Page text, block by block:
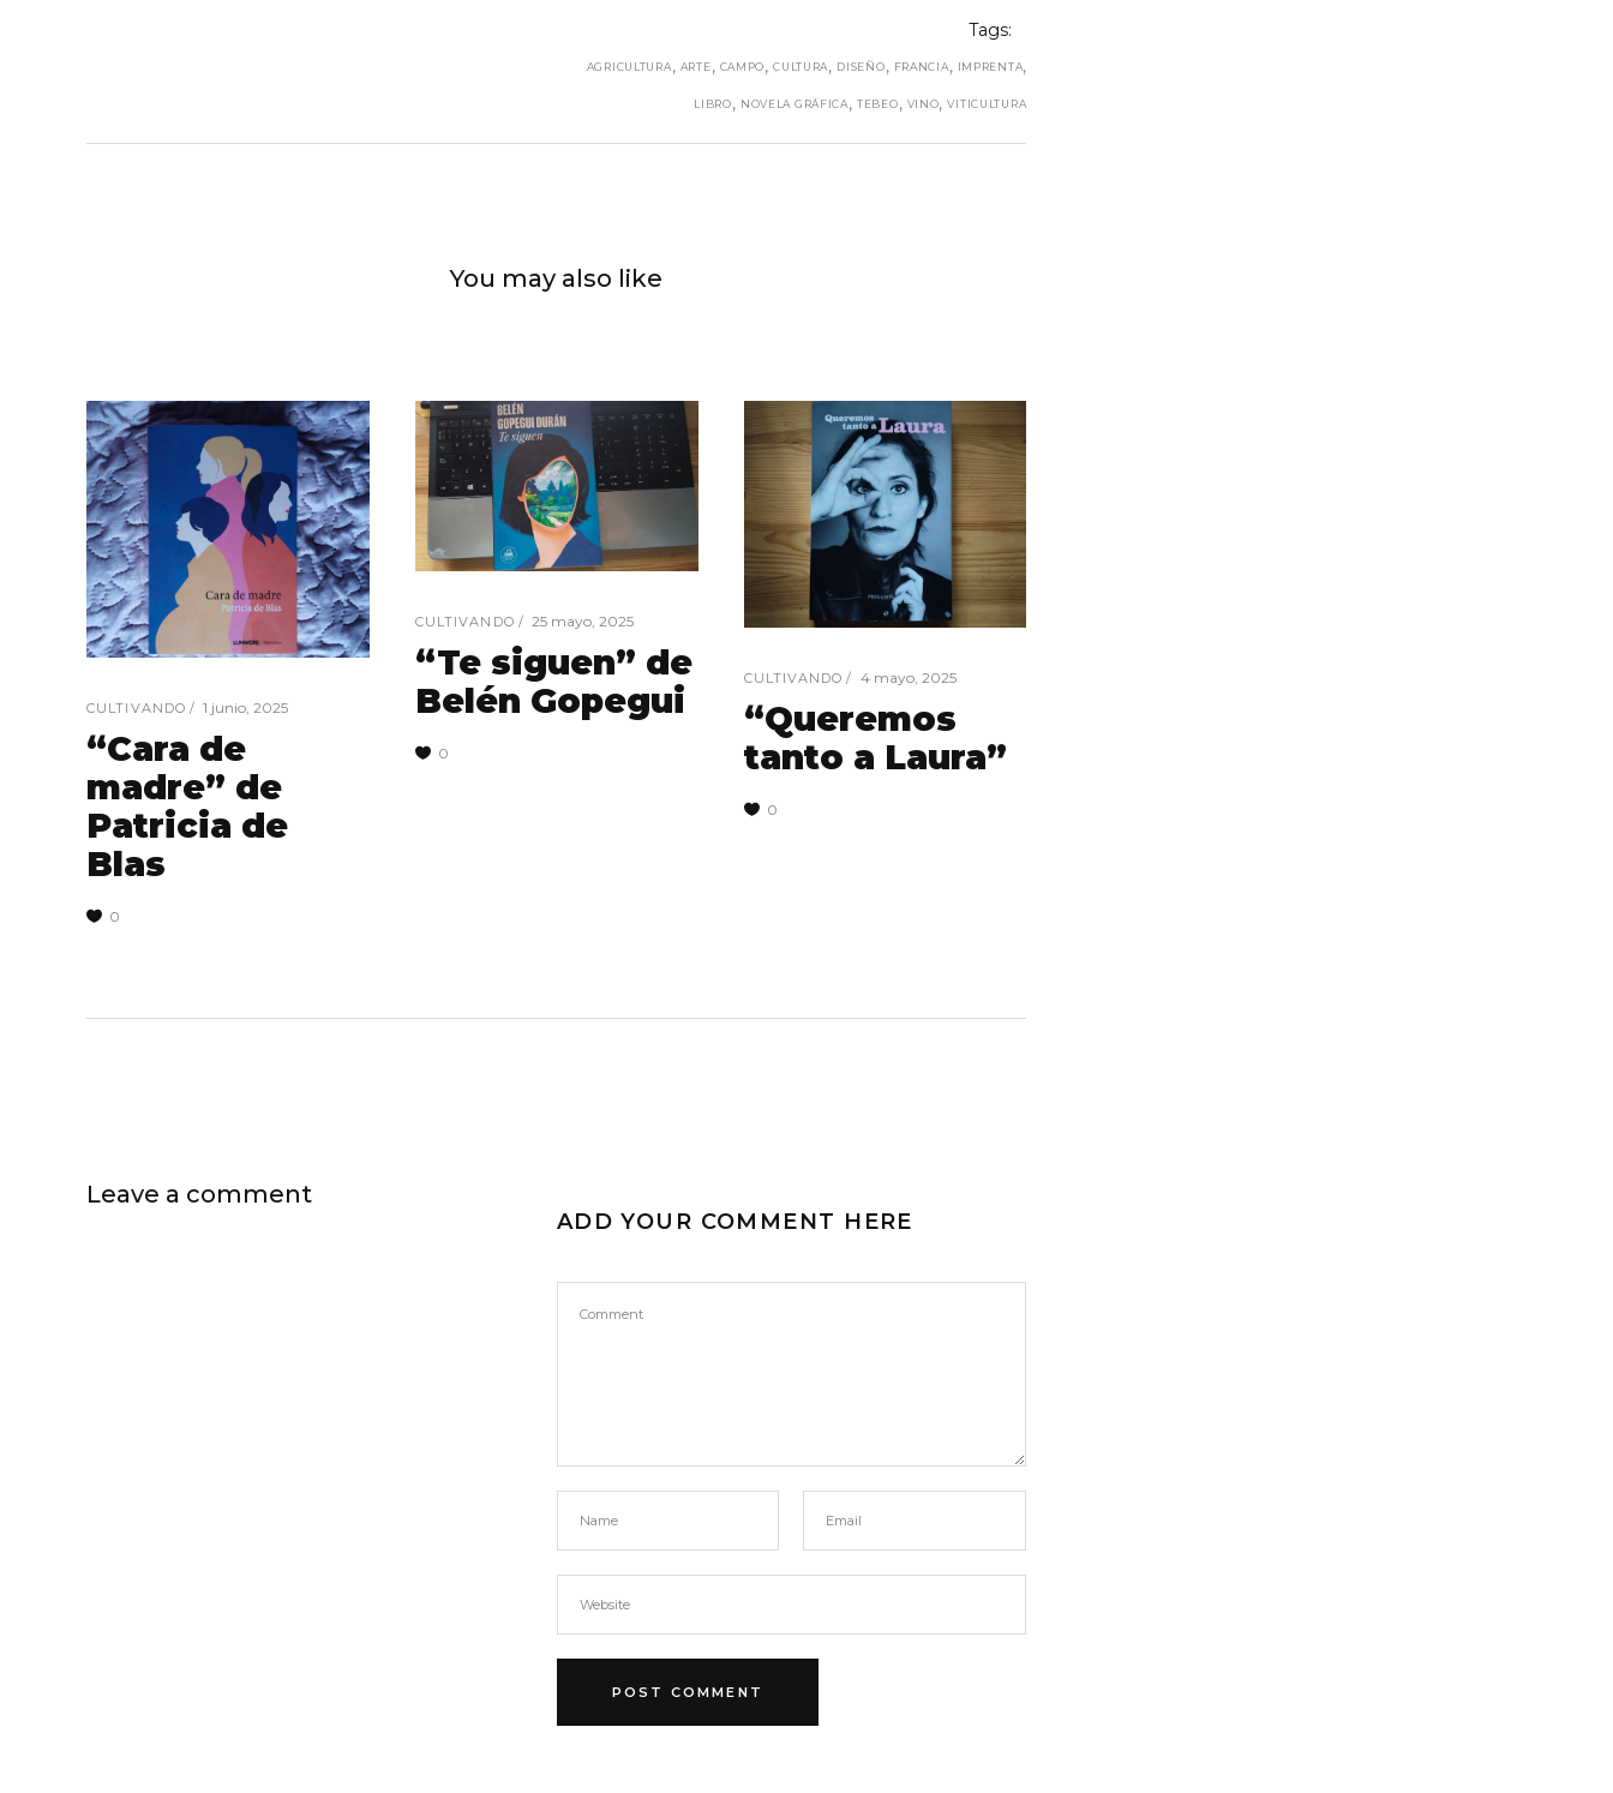
Tags:
AGRICULTURA, ARTE, CAMPO,CULTURA, DISEÑO, FRANCIA, IMPRENTA,
LIBRO, NOVELA GRÁFICA, TEBEO, VINO,VITICULTURA
You may also like
CULTIVANDO 1 junio, 2025
“Cara de
madre” de
Patricia de
Blas
0
CULTIVANDO 25 mayo, 2025
“Te siguen” de
Belén Gopegui
0
CULTIVANDO 4 mayo, 2025
“Queremos
tanto a Laura”
0
Leave a comment
ADD YOUR COMMENT HERE